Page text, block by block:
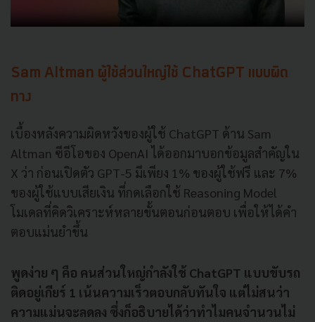
Sam Altman ผู้ใช้ส่วนใหญ่ใช้ ChatGPT แบบผิด
ทาง
เบื้องหลังความผิดหวังของผู้ใช้ ChatGPT ด้าน Sam
Altman ซีอีโอของ OpenAI ได้ออกมาบอกข้อมูลสำคัญใน
X ว่า ก่อนเปิดตัว GPT-5 มีเพียง 1% ของผู้ใช้ฟรี และ 7%
ของผู้ใช้แบบเสียเงิน ที่กดเลือกใช้ Reasoning Model
โมเดลที่คิดวิเคราะห์หลายขั้นตอนก่อนตอบ เพื่อให้ได้คำ
ตอบแม่นยำขึ้น
พูดง่าย ๆ คือ คนส่วนใหญ่กำลังใช้ ChatGPT แบบขับรถ
ติดอยู่เกียร์ 1 เน้นความเร็วตอบกลับทันใจ แต่ไม่สนว่า
ความแม่นจะลดลง ซึ่งก็อธิบายได้ว่าทำไมคนจำนวนไม่